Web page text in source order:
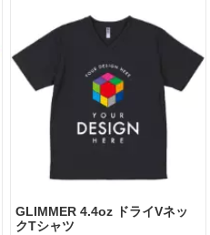
GLIMMER 4.4oz ドライVネッ
クTシャツ